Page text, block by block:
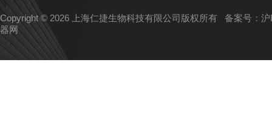
Copyright © 2026 上海仁捷生物科技有限公司版权所有 备案号：
器网